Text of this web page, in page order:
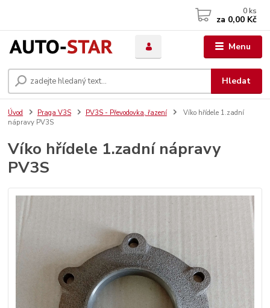
Menu
Hledat
0 ks
za 0,00 Kč
Úvod Praga V3S PV3S - Převodovka, řazení
Víko hřídele 1.zadní
nápravy PV3S
Víko hřídele 1.zadní nápravy
PV3S